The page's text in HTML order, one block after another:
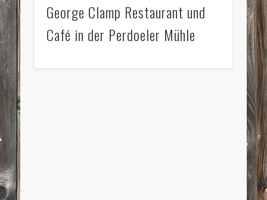
George Clamp Restaurant und
Café in der Perdoeler Mühle